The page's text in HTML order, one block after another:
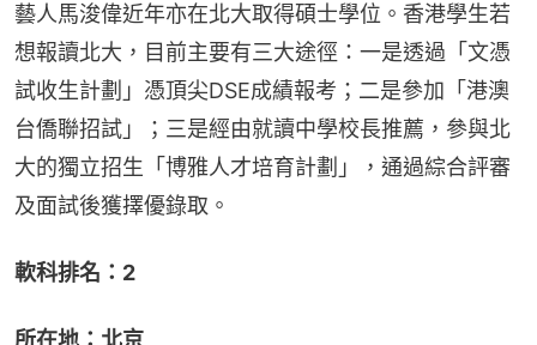
藝人馬浚偉近年亦在北大取得碩士學位。香港學生若
想報讀北大，目前主要有三大途徑：一是透過「文憑
試收生計劃」憑頂尖DSE成績報考；二是參加「港澳
台僑聯招試」；三是經由就讀中學校長推薦，參與北
大的獨立招生「博雅人才培育計劃」，通過綜合評審
及面試後獲擇優錄取。
軟科排名：2